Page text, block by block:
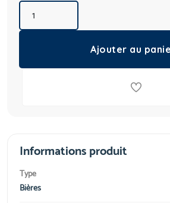
Ajouter au
Informations produit
Type
Bières